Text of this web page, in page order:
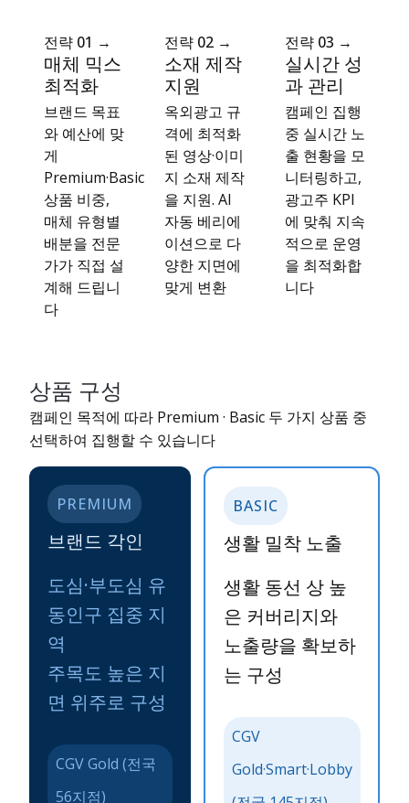
전략 01 →
매체 믹스
최적화
브랜드 목표
와 예산에 맞
게
Premium·Basic
상품 비중,
매체 유형별
배분을 전문
가가 직접 설
계해 드립니
다
전략 02 →
소재 제작
지원
옥외광고 규
격에 최적화
된 영상·이미
지 소재 제작
을 지원. AI
자동 베리에
이션으로 다
양한 지면에
맞게 변환
전략 03 →
실시간 성
과 관리
캠페인 집행
중 실시간 노
출 현황을 모
니터링하고,
광고주 KPI
에 맞춰 지속
적으로 운영
을 최적화합
니다
상품 구성
캠페인 목적에 따라 Premium · Basic 두 가지 상품 중
선택하여 집행할 수 있습니다
PREMIUM
브랜드 각인
도심·부도심 유
동인구 집중 지
역
주목도 높은 지
면 위주로 구성
CGV Gold (전국
56지점)
BASIC
생활 밀착 노출
생활 동선 상 높
은 커버리지와
노출량을 확보하
는 구성
CGV
Gold·Smart·Lobby